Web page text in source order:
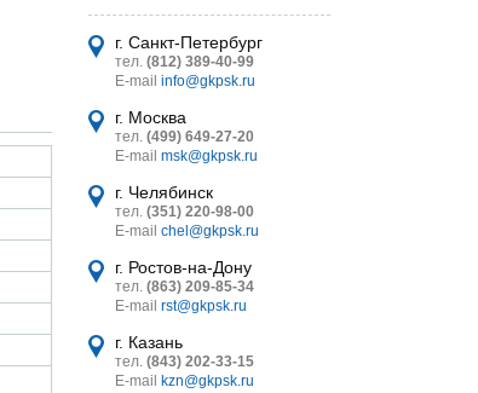
г. Санкт-Петербург
тел. (812) 389-40-99
E-mail info@gkpsk.ru
г. Москва
тел. (499) 649-27-20
E-mail msk@gkpsk.ru
г. Челябинск
тел. (351) 220-98-00
E-mail chel@gkpsk.ru
г. Ростов-на-Дону
тел. (863) 209-85-34
E-mail rst@gkpsk.ru
г. Казань
тел. (843) 202-33-15
E-mail
kzn@gkpsk.ru